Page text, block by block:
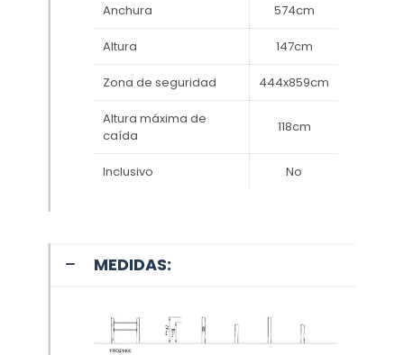
Anchura 574cm
Altura 147cm
Zona de seguridad 444x859cm
Altura máxima de
caída
118cm
Inclusivo No
MEDIDAS: